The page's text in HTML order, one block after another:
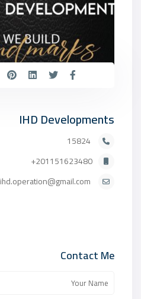
IHD Developments
201151623480+
ihd.operation@gmail.com
Contact Me